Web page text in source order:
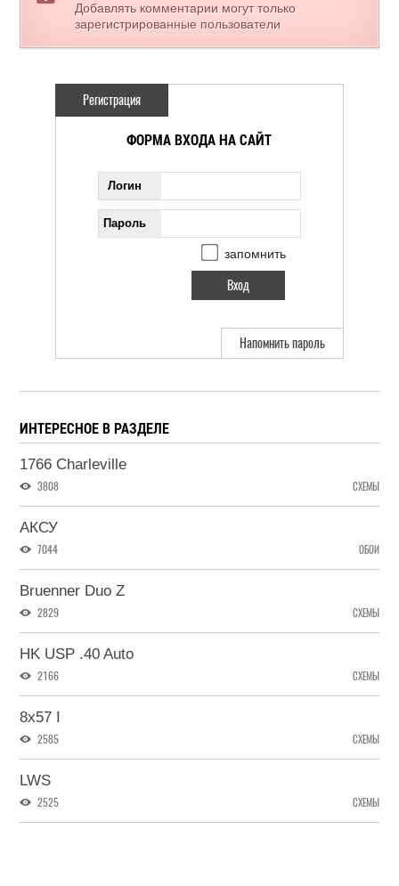
Добавлять комментарии могут только
зарегистрированные пользователи
Регистрация
ФОРМА ВХОДА НА САЙТ
Логин
Пароль
запомнить
Напомнить пароль
ИНТЕРЕСНОЕ В РАЗДЕЛЕ
1766 Charleville
3808 СХЕМЫ
АКСУ
7044 ОБОИ
Bruenner Duo Z
2829 СХЕМЫ
HK USP .40 Auto
2166 СХЕМЫ
8x57 I
2585 СХЕМЫ
LWS
2525 СХЕМЫ